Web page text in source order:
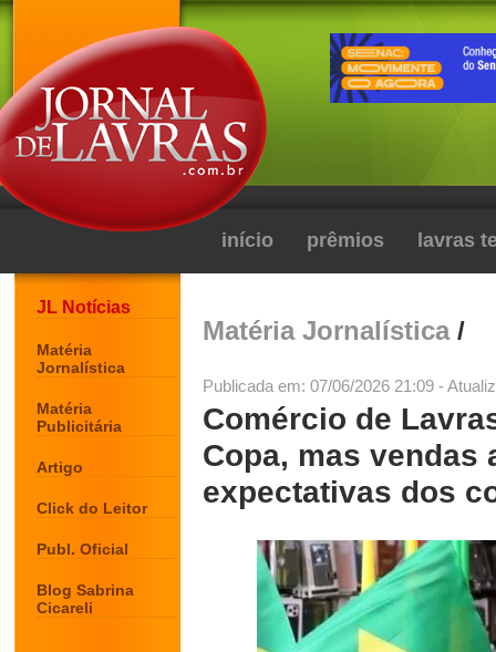
início prêmios lavras
JL Notícias
Matéria
Jornalística
Matéria
Publicitária
Artigo
Click do Leitor
Publ. Oficial
Blog Sabrina
Cicareli
Matéria Jornalística/
Publicada em: 07/06/2026 21:09 -
Comércio de
Copa, mas vendas
expectativas dos